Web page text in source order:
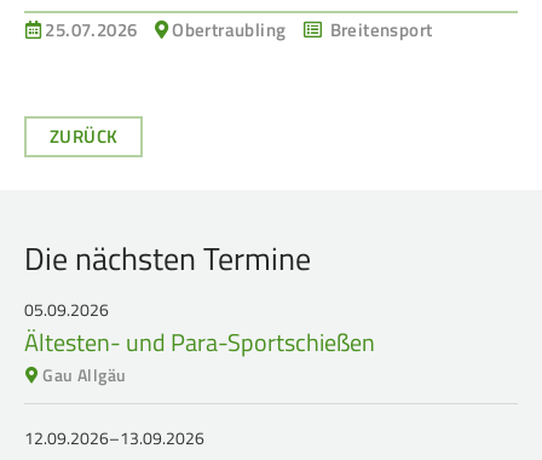
25.07.2026 Obertraubling Breitensport
ZURÜCK
Die nächsten Termine
05.09.2026
Ältesten- und Para-Sportschießen
Gau Allgäu
12.09.2026–13.09.2026
Bezirk Schwaben
Gaue & Mitglieder
Referenten
Service
Bezirksschützen­tag
SPORT
Schützensport
Meisterschaften
Bezirkspokal